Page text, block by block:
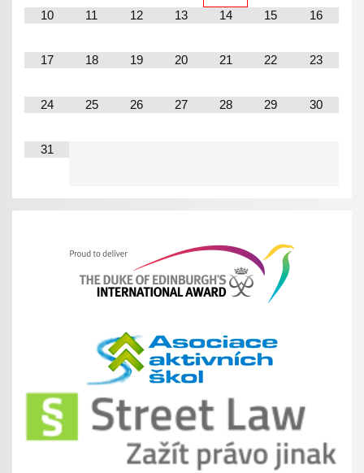
10 11 12 13 14 15 16
17 18 19 20 21 22 23
24 25 26 27 28 29 30
31